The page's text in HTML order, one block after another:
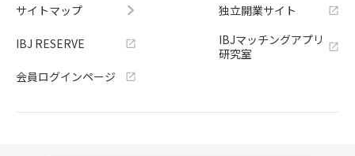
サイトマップ
IBJ RESERVE
会員ログインページ
独立開業サイト
IBJマッチングアプリ
研究室